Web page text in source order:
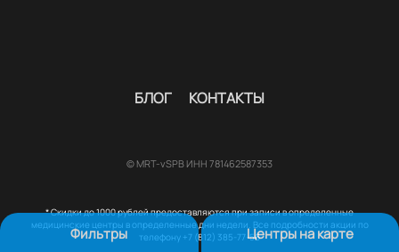
Фильтры Центры на карте
БЛОГ КОНТАКТЫ
© MRT-vSPB ИНН 781462587353
* Скидки до 1000 рублей предоставляются при записи в определенные
медицинские центры в определенные дни недели. Все подробности акции по
телефону +7 (812) 385-77-56